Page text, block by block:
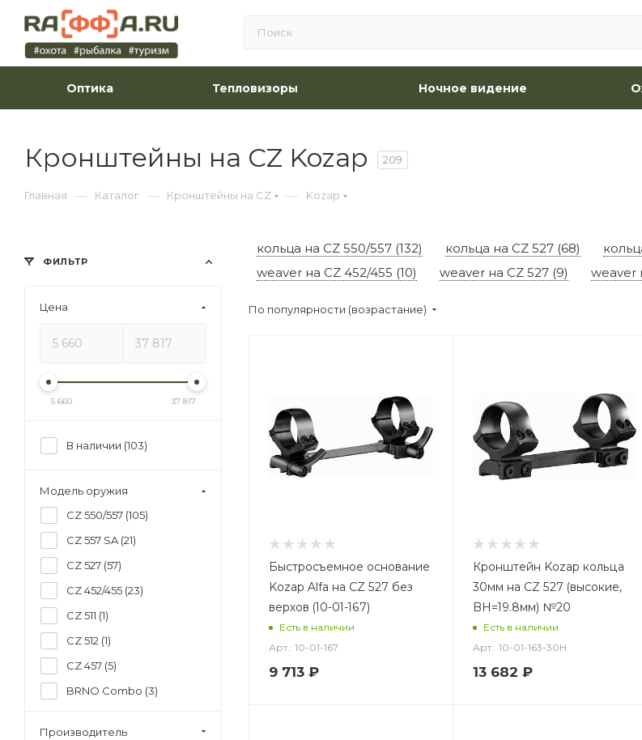
Оптика Тепловизоры Ночное видение
Кронштейны на CZ Kozap 209
Главная — Каталог — Кронштейны на CZ — Kozap
кольца на CZ 550/557 (132) кольца на CZ 527 (68)
weaver на CZ 452/455 (10)
weaver на CZ 527 (9) weaver
По популярности (возрастание)
Быстросъемное основание
Kozap Alfa на CZ 527 без
верхов (10-01-167)
Есть в наличии
Арт.: 10-01-167
9 713 ₽
Кронштейн Kozap кольца
30мм на CZ 527 (высокие,
BH=19.8мм) №20
Есть в наличии
Арт.: 10-01-163-30H
13 682 ₽
ФИЛЬТР
Цена
5 660 37 817
В наличии (103)
Модель оружия
CZ 550/557 (105)
CZ 557 SA (21)
CZ 527 (57)
CZ 452/455 (23)
CZ 511 (1)
CZ 512 (1)
CZ 457 (5)
BRNO Combo (3)
Производитель